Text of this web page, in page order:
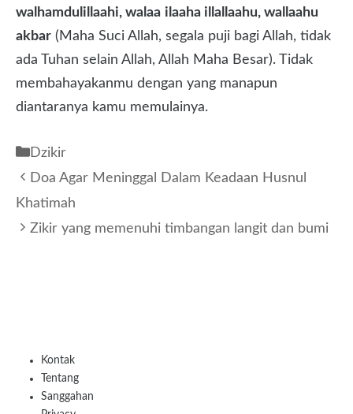
walhamdulillaahi, walaa ilaaha illallaahu, wallaahu
akbar (Maha Suci Allah, segala puji bagi Allah, tidak
ada Tuhan selain Allah, Allah Maha Besar). Tidak
membahayakanmu dengan yang manapun
diantaranya kamu memulainya.
Kategori
Dzikir
Doa Agar Meninggal Dalam Keadaan Husnul
Khatimah
Zikir yang memenuhi timbangan langit dan bumi
Kontak
Tentang
Sanggahan